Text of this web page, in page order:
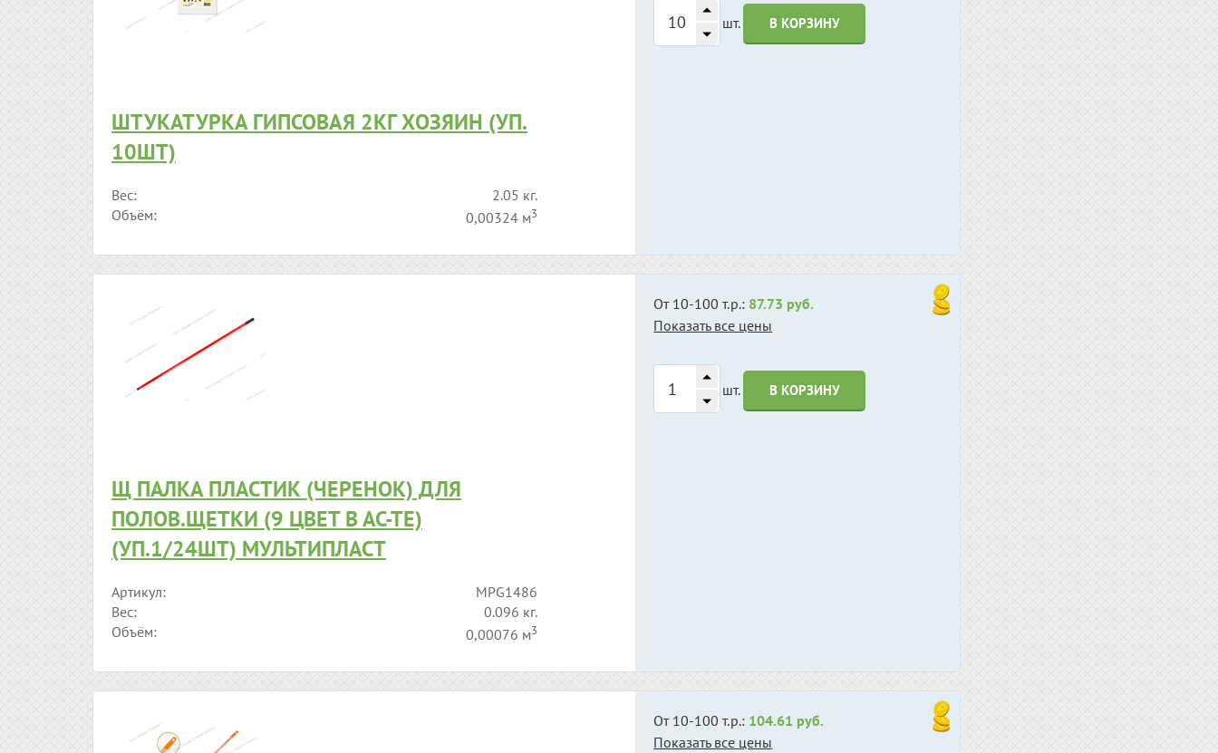
ШТУКАТУРКА ГИПСОВАЯ 2КГ ХОЗЯИН (УП.
10ШТ)
Вес:
2.05 кг.
Объём:
0,00324 м3
шт. В КОРЗИНУ
Щ ПАЛКА ПЛАСТИК (ЧЕРЕНОК) ДЛЯ
ПОЛОВ.ЩЕТКИ (9 ЦВЕТ В АС-ТЕ)
(УП.1/24ШТ) МУЛЬТИПЛАСТ
Артикул:
MPG1486
Вес:
0.096 кг.
Объём:
0,00076 м3
От 10-100 т.р.: 87.73 руб.
Показать все цены
шт. В КОРЗИНУ
От 10-100 т.р.: 104.61 руб.
Показать все цены